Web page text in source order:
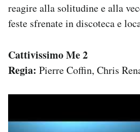
reagire alla solitudine e alla
feste sfrenate in discoteca e
Cattivissimo Me 2
Regia: Pierre Coffin, Chris